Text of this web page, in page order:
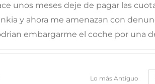
unos meses deje de pagar las
y ahora me amenazan con
embargarme el coche por una
Lo más Antiguo